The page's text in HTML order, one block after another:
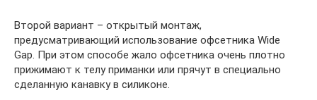
Второй вариант – открытый монтаж,
предусматривающий использование офсетника Wide
Gap. При этом способе жало офсетника очень плотно
прижимают к телу приманки или прячут в специально
сделанную канавку в силиконе.